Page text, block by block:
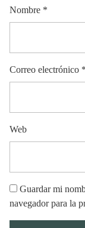
Nombre *
Correo electrónico *
Web
Guardar mi
navegador para la